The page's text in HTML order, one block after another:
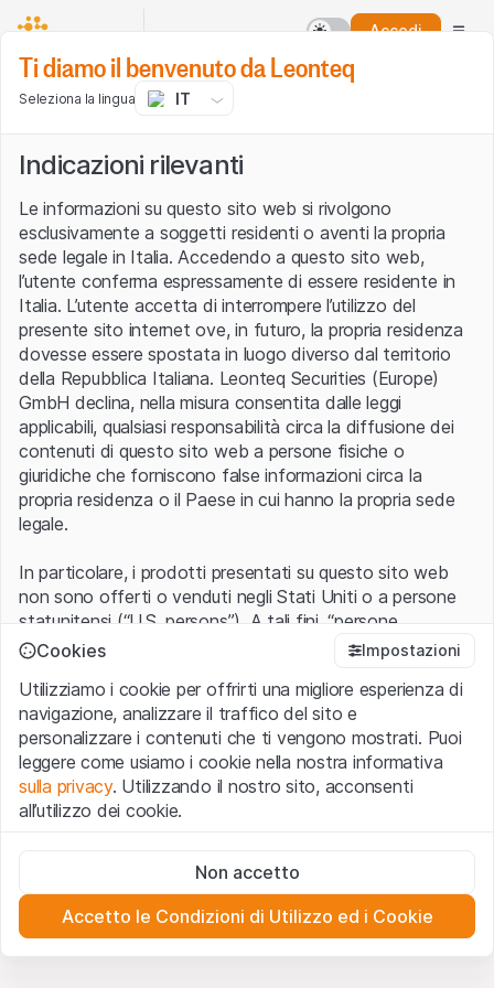
Accedi
Ti diamo il benvenuto da Leonteq
Seleziona la lingua IT
Indicazioni rilevanti
Le informazioni su questo sito web si rivolgono
esclusivamente a soggetti residenti o aventi la propria
sede legale in Italia. Accedendo a questo sito web,
l’utente conferma espressamente di essere residente in
Italia. L’utente accetta di interrompere l’utilizzo del
presente sito internet ove, in futuro, la propria residenza
dovesse essere spostata in luogo diverso dal territorio
della Repubblica Italiana. Leonteq Securities (Europe)
GmbH declina, nella misura consentita dalle leggi
applicabili, qualsiasi responsabilità circa la diffusione dei
contenuti di questo sito web a persone fisiche o
giuridiche che forniscono false informazioni circa la
propria residenza o il Paese in cui hanno la propria sede
legale.
In particolare, i prodotti presentati su questo sito web
non sono offerti o venduti negli Stati Uniti o a persone
statunitensi (“U.S. persons”). A tali fini, “persone
statunitensi” vanno intese nel significato ad esse ascritto
1933 che include le persone residenti negli Stati Uniti
d’America, le società per azioni e le altre forme societarie
americane.
Condizioni di utilizzo e informazioni legali
Con l’accesso al sito web (di seguito, il “Sito”) si dichiara
avvertenze importanti e le condizioni di utilizzo ivi rese
siano accettate, l’utente è tenuto ad interrompere
l’utilizzo del presente Sito.
Cookies Impostazioni
Utilizziamo i cookie per offrirti una migliore esperienza di
navigazione, analizzare il traffico del sito e
personalizzare i contenuti che ti vengono mostrati. Puoi
leggere come usiamo i cookie nella nostra informativa
sulla privacy. Utilizzando il nostro sito, acconsenti
all’utilizzo dei cookie.
Questi cookie sono necessari per il funzionamento del sito
web e non possono essere disattivati.
Cookie analitici
Questi cookie monitorano in forma anonima le interazioni
Non accetto
Accetto le Condizioni di Utilizzo ed i Cookie